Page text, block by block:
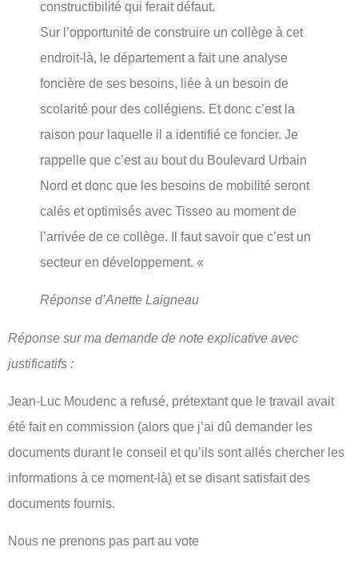
constructibilité qui ferait défaut.
Sur l’opportunité de construire un collège à cet
endroit-là, le département a fait une analyse
foncière de ses besoins, liée à un besoin de
scolarité pour des collégiens. Et donc c’est la
raison pour laquelle il a identifié ce foncier. Je
rappelle que c’est au bout du Boulevard Urbain
Nord et donc que les besoins de mobilité seront
calés et optimisés avec Tisseo au moment de
l’arrivée de ce collège. Il faut savoir que c’est un
secteur en développement. «
Réponse d’Anette Laigneau
Réponse sur ma demande de note explicative avec
justificatifs :
Jean-Luc Moudenc a refusé, prétextant que le travail avait
été fait en commission (alors que j’ai dû demander les
documents durant le conseil et qu’ils sont allés chercher les
informations à ce moment-là) et se disant satisfait des
documents fournis.
Nous ne prenons pas part au vote